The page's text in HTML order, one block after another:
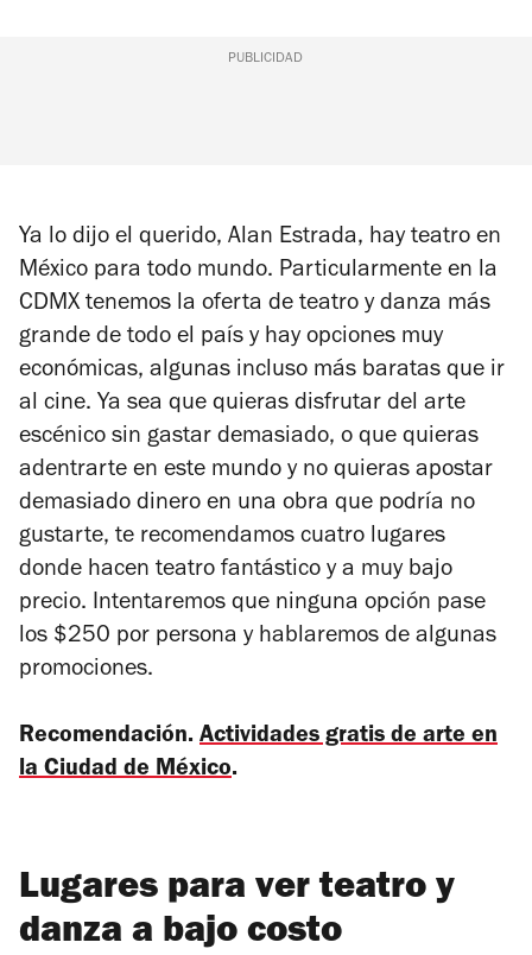
PUBLICIDAD
Ya lo dijo el querido, Alan Estrada, hay teatro en
México para todo mundo. Particularmente en la
CDMX tenemos la oferta de teatro y danza más
grande de todo el país y hay opciones muy
económicas, algunas incluso más baratas que ir
al cine. Ya sea que quieras disfrutar del arte
escénico sin gastar demasiado, o que quieras
adentrarte en este mundo y no quieras apostar
demasiado dinero en una obra que podría no
gustarte, te recomendamos cuatro lugares
donde hacen teatro fantástico y a muy bajo
precio. Intentaremos que ninguna opción pase
los $250 por persona y hablaremos de algunas
promociones.
Recomendación. Actividades gratis de arte en
la Ciudad de México.
Lugares para ver teatro y
danza a bajo costo